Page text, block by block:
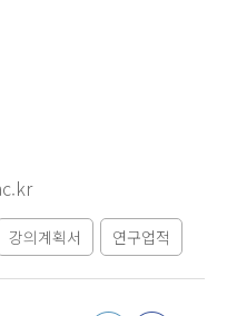
강의계획서 연구업적